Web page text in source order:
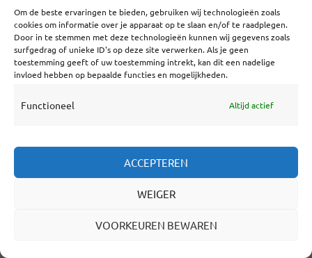
Om de beste ervaringen te bieden, gebruiken wij technologieën zoals
cookies om informatie over je apparaat op te slaan en/of te raadplegen.
Door in te stemmen met deze technologieën kunnen wij gegevens zoals
surfgedrag of unieke ID's op deze site verwerken. Als je geen
toestemming geeft of uw toestemming intrekt, kan dit een nadelige
invloed hebben op bepaalde functies en mogelijkheden.
Functioneel Altijd actief
ACCEPTEREN
WEIGER
VOORKEUREN BEWAREN
‘EEN MOORD OP EEN HOER,
WAAR ALLEMAAL HOGE
WAREN.’ TOMAS ROSS OVER
DE NOOIT OPGEHELDERDE
MOORD OP DE HAAGSE